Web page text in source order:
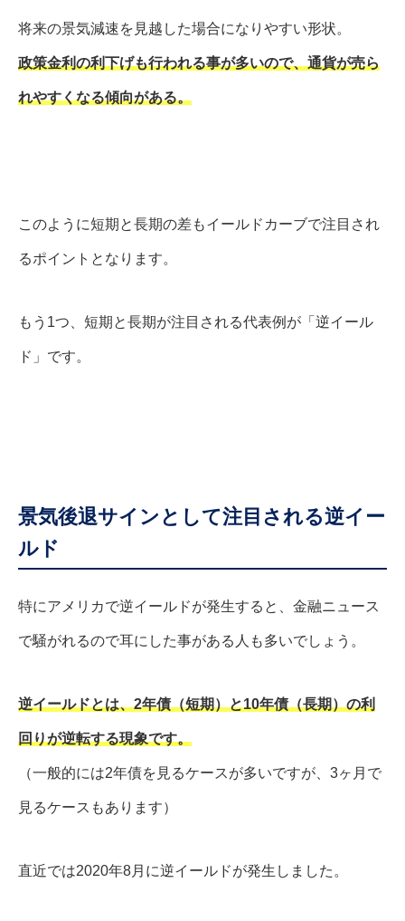
将来の景気減速を見越した場合になりやすい形状。
政策金利の利下げも行われる事が多いので、通貨が売ら
れやすくなる傾向がある。
このように短期と長期の差もイールドカーブで注目され
るポイントとなります。
もう1つ、短期と長期が注目される代表例が「逆イール
ド」です。
景気後退サインとして注目される逆イー
ルド
特にアメリカで逆イールドが発生すると、金融ニュース
で騒がれるので耳にした事がある人も多いでしょう。
逆イールドとは、2年債（短期）と10年債（長期）の利
回りが逆転する現象です。
（一般的には2年債を見るケースが多いですが、3ヶ月で
見るケースもあります）
直近では2020年8月に逆イールドが発生しました。